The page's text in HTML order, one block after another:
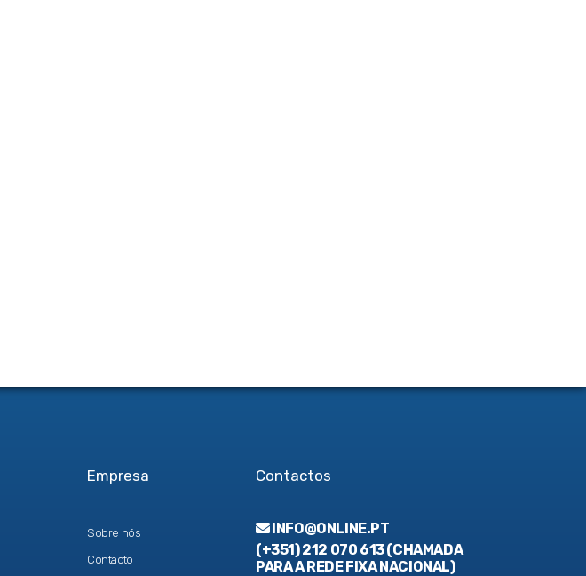
Empresa
Sobre nós
Contacto
Contactos
INFO@ONLINE.PT
(+351) 212 070 613 (CHAMADA
PARA A REDE FIXA NACIONAL)